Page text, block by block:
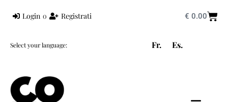
Login o Registrati € 0.00
Select your language: Fr. Es.